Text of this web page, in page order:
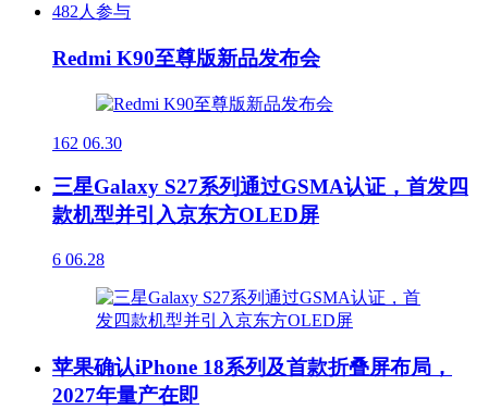
482人参与
Redmi K90至尊版新品发布会
162 06.30
三星Galaxy S27系列通过GSMA认证，首发四
款机型并引入京东方OLED屏
6 06.28
苹果确认iPhone 18系列及首款折叠屏布局，
2027年量产在即